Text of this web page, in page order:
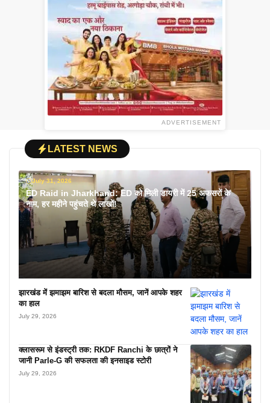
ADVERTISEMENT
LATEST NEWS
July 31, 2026
ED Raid in Jharkhand: ED को मिली डायरी में 25 अफसरों के
नाम, हर महीने पहुंचते थे लाखों!
झारखंड में झमाझम बारिश से बदला मौसम, जानें आपके शहर
का हाल
July 29, 2026
क्लासरूम से इंडस्ट्री तक: RKDF Ranchi के छात्रों ने
जानी Parle-G की सफलता की इनसाइड स्टोरी
July 29, 2026